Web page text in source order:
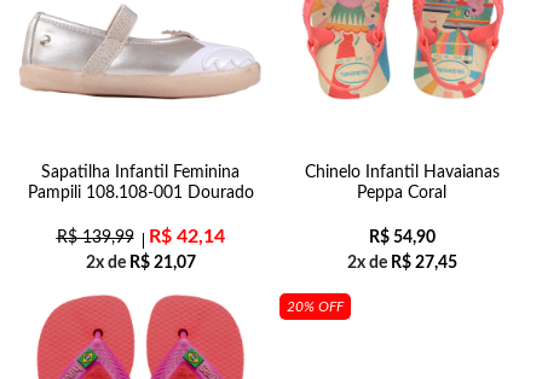
Sapatilha Infantil Feminina
Pampili 108.108-001 Dourado
R$139,99 R$42,14
2x de R$21,07
Chinelo Infantil Havaianas
Peppa Coral
R$54,90
2x de R$27,45
20% OFF